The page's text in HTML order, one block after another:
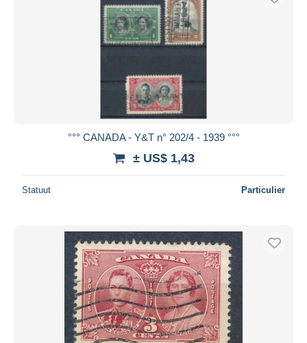
°°° CANADA - Y&T n° 202/4 - 1939 °°°
± US$ 1,43
Statuut Particulier